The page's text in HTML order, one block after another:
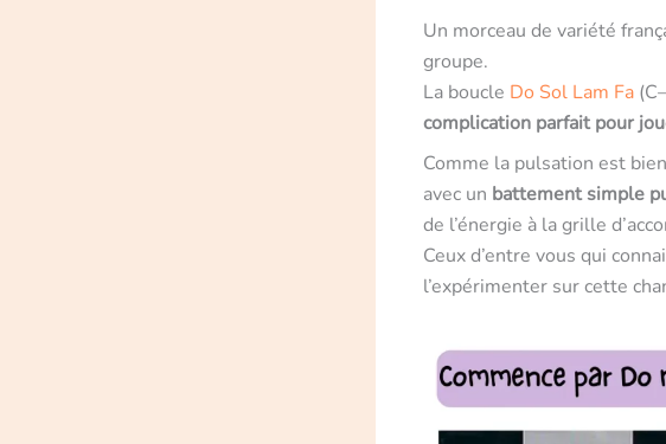
Un morceau de variété
groupe.
La boucle Do Sol Lam Fa
complication parfait pour
Comme la pulsation est
avec un battement simple
de l’énergie à la grille
Ceux d’entre vous qui
l’expérimenter sur cette